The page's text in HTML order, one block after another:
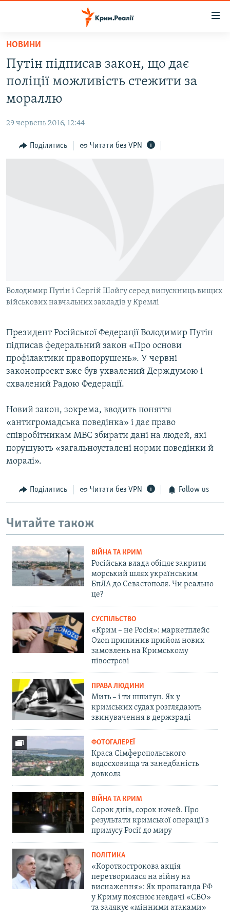
Перейти
основного
матеріалу
до
основної
навігації
Перейти
до
ВОДА.КРИМ
БЛОГИ
ПОГЛЯД
ІНФОГРАФІКА
ДОЛУЧАЙСЯ!
Усі сайти RFE/RL
НОВИНИ
Путін підписав закон, що дає
поліції можливість стежити за
мораллю
29 червень 2016, 12:44
Поділитись Читати без VPN
Володимир Путін і Сергій Шойгу серед випускниць вищих
військових навчальних закладів у Кремлі
Президент Російської Федерації Володимир Путін
підписав федеральний закон «Про основи
профілактики правопорушень». У червні
законопроект вже був ухвалений Держдумою і
схвалений Радою Федерації.
Новий закон, зокрема, вводить поняття
«антигромадська поведінка» і дає право
співробітникам МВС збирати дані на людей, які
порушують «загальноусталені норми поведінки й
моралі».
Поділитись Читати без VPN Follow us
Читайте також
ВІЙНА ТА КРИМ
Російська влада обіцяє закрити
морський шлях українським
БпЛА до Севастополя. Чи реально
це?
СУСПІЛЬСТВО
«Крим – не Росія»: маркетплейс
Ozon припинив прийом нових
замовлень на Кримському
півострові
ПРАВА ЛЮДИНИ
Мить – і ти шпигун. Як у
кримських судах розглядають
звинувачення в держзраді
ФОТОГАЛЕРЕЇ
Краса Сімферопольського
водосховища та занедбаність
довкола
ВІЙНА ТА КРИМ
Сорок днів, сорок ночей. Про
результати кримської операції з
примусу Росії до миру
ПОЛІТИКА
«Короткострокова акція
перетворилася на війну на
виснаження»: Як пропаганда РФ
у Криму пояснює невдачі «СВО»
та залякує «мінними атаками»